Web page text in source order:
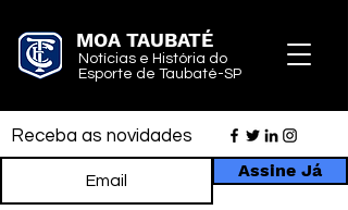
MOA TAUBATÉ
Notícias e História do
Esporte de Taubaté-SP
Receba as novidades
Assine Já